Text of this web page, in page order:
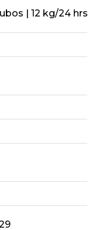
| 12 kg/24 hrs